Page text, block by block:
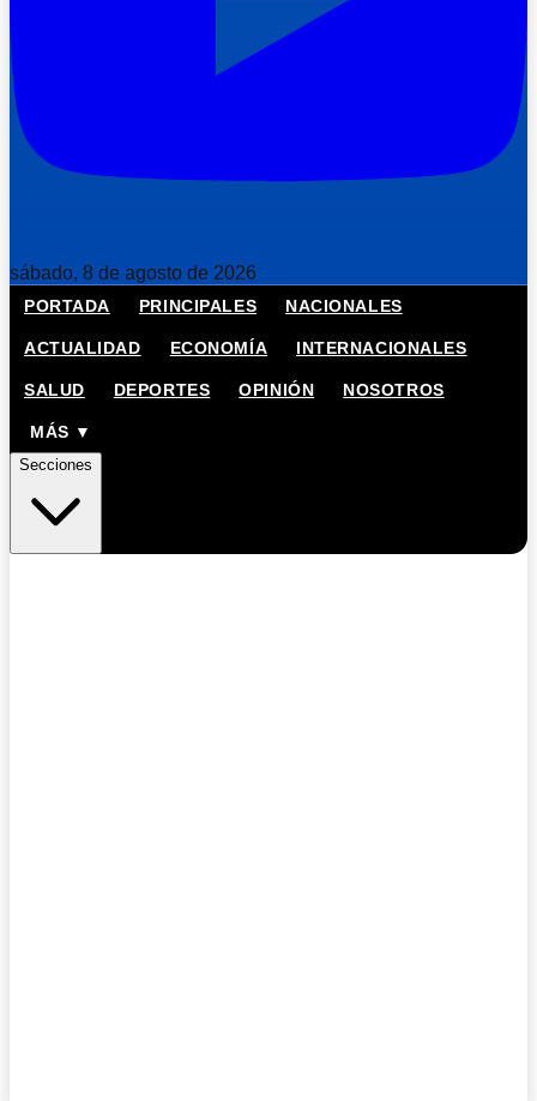
sábado, 8 de agosto de 2026
PORTADA PRINCIPALES NACIONALES
ACTUALIDAD ECONOMÍA INTERNACIONALES
SALUD DEPORTES OPINIÓN NOSOTROS
MÁS ▼
Secciones